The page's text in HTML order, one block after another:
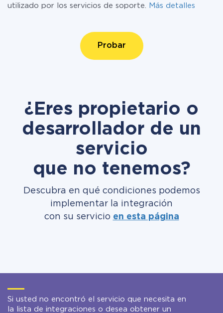
utilizado por los servicios de soporte.
Más detalles
Probar
¿Eres propietario o
desarrollador de un
servicio
que no tenemos?
Descubra en qué condiciones podemos
implementar la integración
con su servicio en esta página
Si usted no encontró el servicio que necesita en
la lista de integraciones o desea obtener un